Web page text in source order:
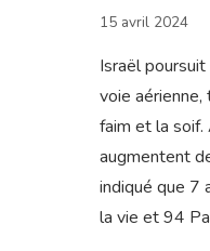
15 avril 2024
Israël
voie
faim et la soif.
augmentent
indiqué que 7
la vie et 94